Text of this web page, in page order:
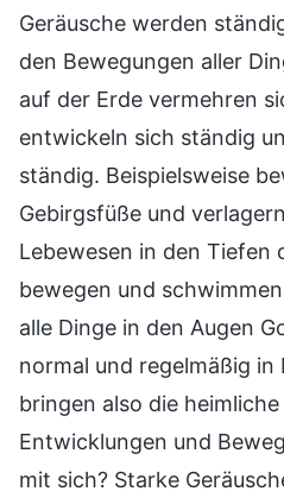
Geräusche werden
den Bewegungen aller
auf der Erde vermehren
entwickeln sich ständig
ständig. Beispielsweise
Gebirgsfüße und
Lebewesen in den Tiefen
bewegen und
alle Dinge in den Augen
normal und regelmäßig in
bringen also die
Entwicklungen und
mit sich? Starke